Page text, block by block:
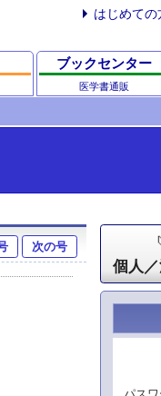
はじめての
ブックセンター
医学書通販
次の号
個人